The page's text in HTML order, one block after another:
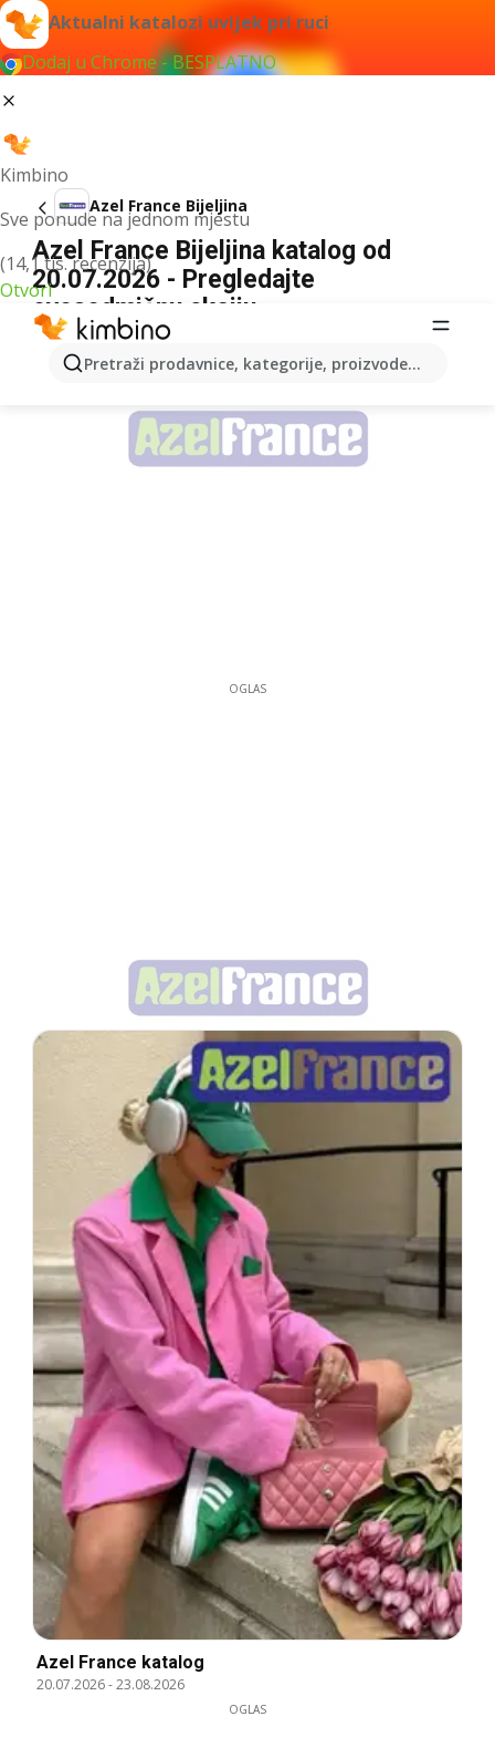
Aktualni katalozi uvijek pri ruci
Dodaj u Chrome - BESPLATNO
Kimbino
Sve ponude na jednom mjestu
(14,1 tis. recenzija)
Otvori
Pretraži prodavnice, kategorije, proizvode...
Azel France Bijeljina
Azel France Bijeljina katalog od
20.07.2026 - Pregledajte
ovosedmičnu akciju
OGLAS
Azel France katalog
20.07.2026-23.08.2026
OGLAS